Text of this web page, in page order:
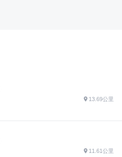
13.69公里
11.61公里